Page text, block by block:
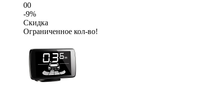
00
-9%
Скидка
Ограниченное кол-во!